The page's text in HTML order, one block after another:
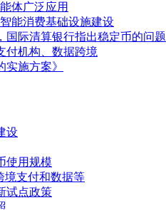
体广泛应用
能消费基础设施建设
国际清算银行指出稳定币的问题
付机构、数据跨境
施方案》
设
使用规模
境支付和数据等
试点政策